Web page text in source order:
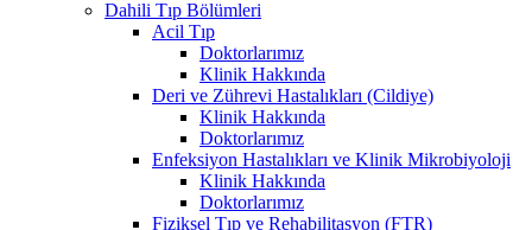
Dahili Tıp Bölümleri
Acil Tıp
Doktorlarımız
Klinik Hakkında
Deri ve Zührevi Hastalıkları (Cildiye)
Klinik Hakkında
Doktorlarımız
Enfeksiyon Hastalıkları ve Klinik Mikrobiyoloji
Klinik Hakkında
Doktorlarımız
Fiziksel Tıp ve Rehabilitasyon (FTR)